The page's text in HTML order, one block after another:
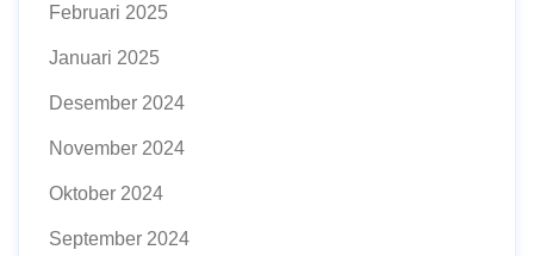
Februari 2025
Januari 2025
Desember 2024
November 2024
Oktober 2024
September 2024